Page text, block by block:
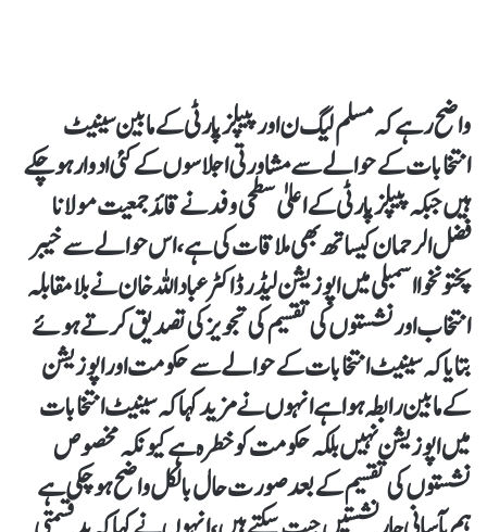
واضح رہے کہ مسلم لیگ ن اور پیپلز پارٹی کے مابین سینیٹ
انتخابات کے حوالے سے مشاورتی اجلاسوں کے کئی ادوار ہوچکے
ہیں جبکہ پیپلز پارٹی کے اعلیٰ سطحی وفد نے قائد جمعیت مولانا
فضل الرحمان کیساتھ بھی ملاقات کی ہے،اس حوالے سے خیبر
پختونخوا اسمبلی میں اپوزیشن لیڈر ڈاکٹر عباد اللہ خان نے بلامقابلہ
انتخاب اور نشستوں کی تقسیم کی تجویز کی تصدیق کرتے ہوئے
بتایا کہ سینیٹ انتخابات کے حوالے سے حکومت اور اپوزیشن
کے مابین رابطہ ہوا ہے انہوں نے مزید کہا کہ سینیٹ انتخابات
میں اپوزیشن نہیں بلکہ حکومت کو خطرہ ہے کیونکہ مخصوص
نشستوں کی تقسیم کے بعد صورت حال بالکل واضح ہوچکی ہے